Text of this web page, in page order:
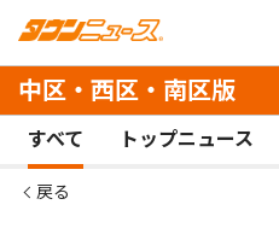
中区・西区・南区版
すべて トップニュース
戻る